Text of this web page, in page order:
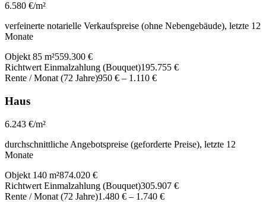
6.580 €/m²
verfeinerte notarielle Verkaufspreise (ohne Nebengebäude), letzte 12
Monate
Objekt 85 m²559.300 €
Richtwert Einmalzahlung (Bouquet)195.755 €
Rente / Monat (72 Jahre)950 € – 1.110 €
Haus
6.243 €/m²
durchschnittliche Angebotspreise (geforderte Preise), letzte 12
Monate
Objekt 140 m²874.020 €
Richtwert Einmalzahlung (Bouquet)305.907 €
Rente / Monat (72 Jahre)1.480 € – 1.740 €